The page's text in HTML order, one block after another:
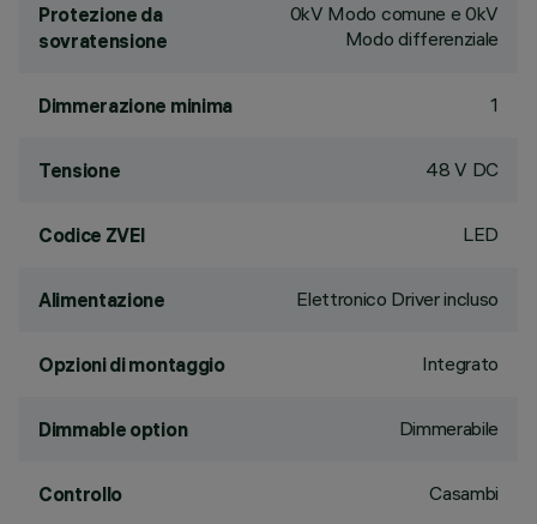
Protezione da
sovratensione
0kV Modo comune e 0kV
Modo differenziale
Dimmerazione minima 1
Tensione 48 V DC
Codice ZVEI LED
Alimentazione Elettronico Driver incluso
Opzioni di montaggio Integrato
Dimmable option Dimmerabile
Controllo Casambi